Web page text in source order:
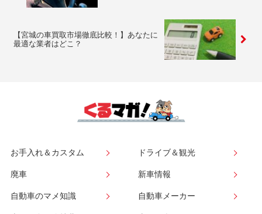
【宮城の車買取市場徹底比較！】あなたに
最適な業者はどこ？
お手入れ＆カスタム ドライブ＆観光
廃車 新車情報
自動車のマメ知識 自動車メーカー